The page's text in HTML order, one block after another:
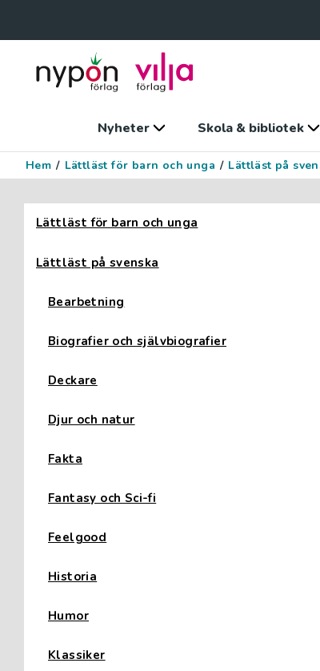
Nyheter Skola & bibliotek
Hem / Lättläst för barn och unga / Lättläst på
Hoppa över filter
Lättläst för barn och unga
Lättläst på svenska
Bearbetning
Biografier och självbiografier
Deckare
Djur och natur
Fakta
Fantasy och Sci-fi
Feelgood
Historia
Humor
Klassiker